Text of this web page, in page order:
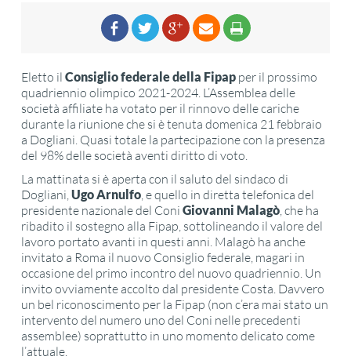
Eletto il Consiglio federale della Fipap per il prossimo
quadriennio olimpico 2021-2024. L’Assemblea delle
società affiliate ha votato per il rinnovo delle cariche
durante la riunione che si è tenuta domenica 21 febbraio
a Dogliani. Quasi totale la partecipazione con la presenza
del 98% delle società aventi diritto di voto.
La mattinata si è aperta con il saluto del sindaco di
Dogliani,Ugo Arnulfo, e quello in diretta telefonica del
presidente nazionale del Coni Giovanni Malagò, che ha
ribadito il sostegno alla Fipap, sottolineando il valore del
lavoro portato avanti in questi anni. Malagò ha anche
invitato a Roma il nuovo Consiglio federale, magari in
occasione del primo incontro del nuovo quadriennio. Un
invito ovviamente accolto dal presidente Costa. Davvero
un bel riconoscimento per la Fipap (non c’era mai stato un
intervento del numero uno del Coni nelle precedenti
assemblee) soprattutto in uno momento delicato come
l’attuale.